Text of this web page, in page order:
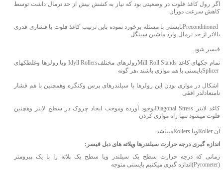
اگر رول کاغذ فلوت در وضعیتی بود که نیاز به کشش بیش از حد نرمال داشت توسط
کاهش سرعت دوران
Preconditionedبایستی با مسئله برخورد نموده باین ترتیب کاغذ فلوت با فشاری قدری
بالاتر از حد نرمال وارد ماشین سینگل
فیسر شود.
تمام جکهای کاغذ Mill Roll Standsرولرهای مختلفIdyll Rollers ویا رولرها وغلطکهای
Splicerبایستی با هم موازی باشند ،هر گونه
اشکال در موازی بودن این رولرها با سیلندرهای پرس وکنگره وهمچنین با هم فشار
نامتعادلدر افقی
کاغذ لاینر Diagonal Stressبوجود آورده وموجب ایجاد چروک در سطح لاینر وهچنین
فلوت میشود تنها راه موازی کردن
آن Rollerویا Rollersمیباشد.
اندازه گیری درجه حرارت سیلندرها وپلاته های دبل فیسر:
زمانی که درجه حرارت سطح یک سیلندر ویا سطح یک پلاته را با یک پیرومتر
(
Pyrometer)اندازه گیری میکنیم بایستی متوجه